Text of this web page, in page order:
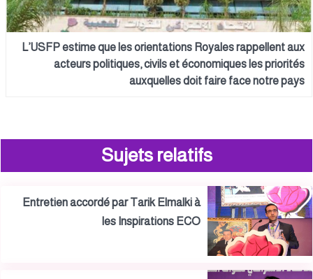
L’USFP estime que les orientations Royales rappellent aux
acteurs politiques, civils et économiques les priorités
auxquelles doit faire face notre pays
Sujets relatifs
Entretien accordé par Tarik Elmalki à
les Inspirations ECO